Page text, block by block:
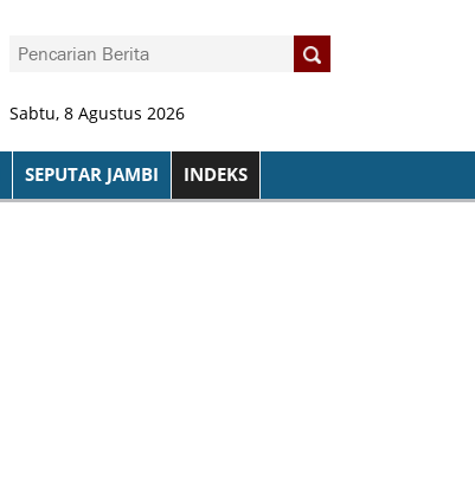
Sabtu, 8 Agustus 2026
SEPUTAR JAMBI INDEKS